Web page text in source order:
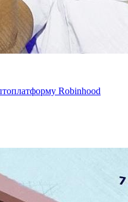
Robinhood